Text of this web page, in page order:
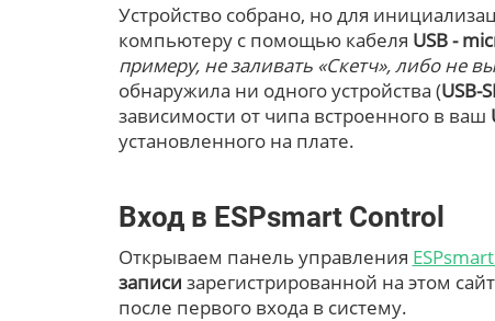
Устройство собрано, но для
компьютеру с помощью кабеля USB -
примеру, не заливать «Скетч», либо не
обнаружила ни одного устройства (USB-
зависимости от чипа встроенного в ваш
установленного на плате.
Вход в ESPsmart Control
Открываем панель управления
записи зарегистрированной на этом
после первого входа в систему.